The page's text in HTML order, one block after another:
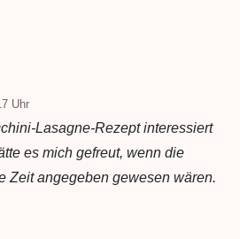
Uhr
Lasagne-Rezept interessiert
es mich gefreut, wenn die
Zeit angegeben gewesen wären.